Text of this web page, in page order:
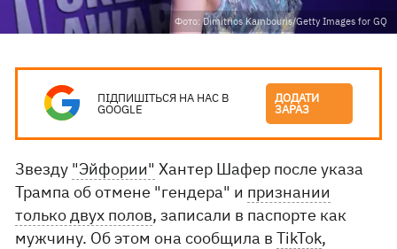
Фото: Dimitrios Kambouris/Getty Images for GQ
ПІДПИШІТЬСЯ НА НАС В
GOOGLE
ДОДАТИ
ЗАРАЗ
Звезду "Эйфории" Хантер Шафер после указа
Трампа об отмене "гендера" и признании
только двух полов, записали в паспорте как
мужчину. Об этом она сообщила вTikTok,